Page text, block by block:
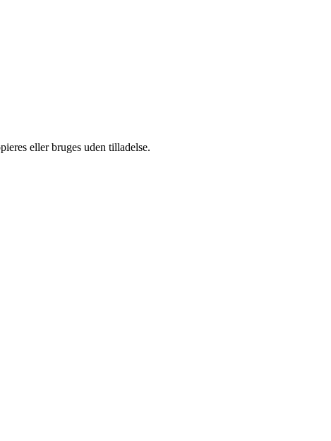
eller bruges uden tilladelse.